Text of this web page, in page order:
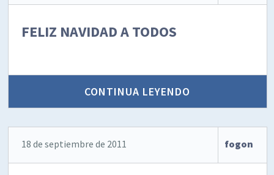
FELIZ NAVIDAD A TODOS
CONTINUA LEYENDO
18 de septiembre de 2011 fogon